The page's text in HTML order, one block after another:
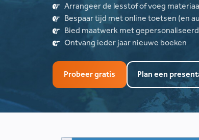
Arrangeer de lesstof of voeg
Bespaar tijd met online toetsen (en
Bied maatwerk met
Ontvang ieder jaar nieuwe boeken
Probeer gratis Plan een